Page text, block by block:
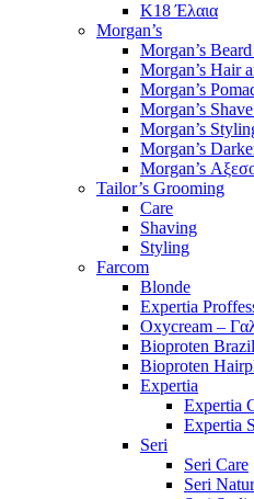
K18 Έλαια
Morgan’s
Morgan’s
Morgan’s Hair
Morgan’s
Morgan’s
Morgan’s
Morgan’s
Morgan’s
Tailor’s Grooming
Care
Shaving
Styling
Farcom
Blonde
Expertia
Oxycream –
Bioproten
Bioproten
Expertia
Expertia
Expertia
Seri
Seri Care
Seri